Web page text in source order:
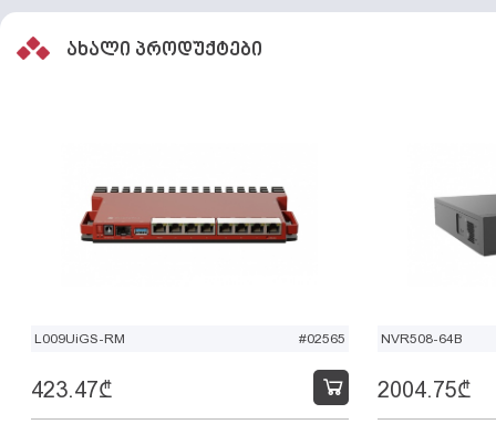
ახალი პროდუქტები
L009UiGS-RM #02565
423.47₾
NVR508-64B
2004.75₾